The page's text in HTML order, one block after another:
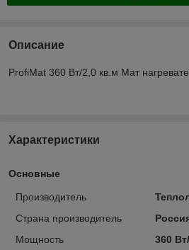
Описание
ProfiMat 360 Вт/2,0 кв.м Мат
Характеристики
Основные
Производитель
Страна производитель
Мощность
360